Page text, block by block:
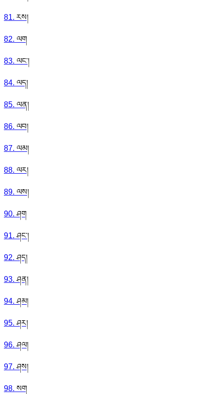
81. རས།
82. ལག
83. ལང་།
84. ལད།
85. ལན།
86. ལབ།
87. ལམ།
88. ལར།
89. ལས།
90. ཤག
91. ཤང་།
92. ཤད།
93. ཤན།
94. ཤམ།
95. ཤར།
96. ཤལ།
97. ཤས།
98. སག